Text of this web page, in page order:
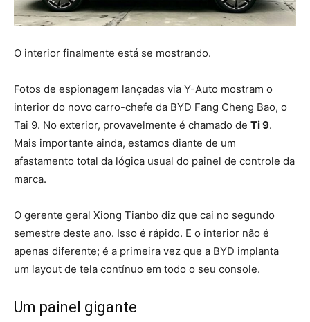
O interior finalmente está se mostrando.
Fotos de espionagem lançadas via Y-Auto mostram o
interior do novo carro-chefe da BYD Fang Cheng Bao, o
Tai 9. No exterior, provavelmente é chamado de Ti 9.
Mais importante ainda, estamos diante de um
afastamento total da lógica usual do painel de controle da
marca.
O gerente geral Xiong Tianbo diz que cai no segundo
semestre deste ano. Isso é rápido. E o interior não é
apenas diferente; é a primeira vez que a BYD implanta
um layout de tela contínuo em todo o seu console.
Um painel gigante